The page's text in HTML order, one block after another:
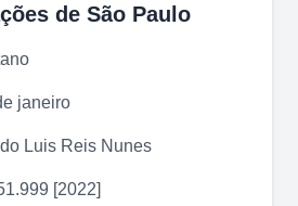
de São Paulo
janeiro
Luis Reis Nunes
[2022]